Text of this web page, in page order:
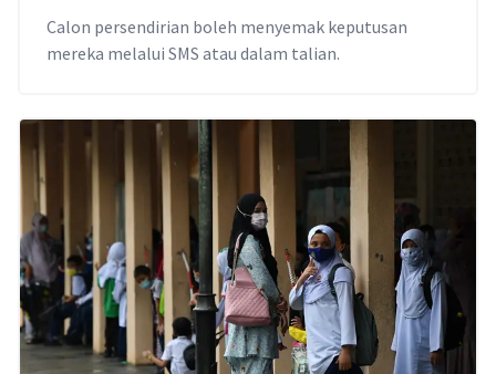
Calon persendirian boleh menyemak keputusan
mereka melalui SMS atau dalam talian.